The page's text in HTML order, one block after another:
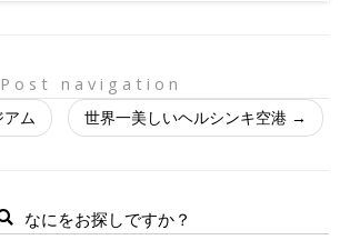
Post navigation
ム 世界一美しいヘルシンキ空港 →
なにをお探しですか？